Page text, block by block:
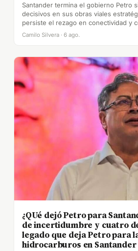
Santander termina el gobierno Petro
decisivos en sus obras viales
persiste el rezago en conectividad y
Camilo Silvera · 6 ago.
¿QUé dejó Petro para
de incertidumbre y cuatro
legado que deja Petro para
hidrocarburos en Santander